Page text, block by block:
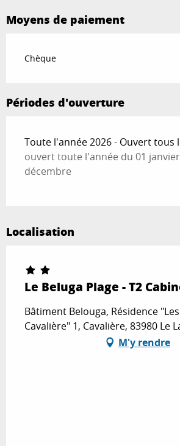
Moyens de paiement
Chèque
Périodes d'ouverture
Toute l'année 2026 - Ouvert tous
ouvert toute l'année du 01 janvier
décembre
Localisation
Le Beluga Plage - T2
Bâtiment Belouga, Résidence
Cavalière" 1, Cavalière, 83980 Le
M'y rendre